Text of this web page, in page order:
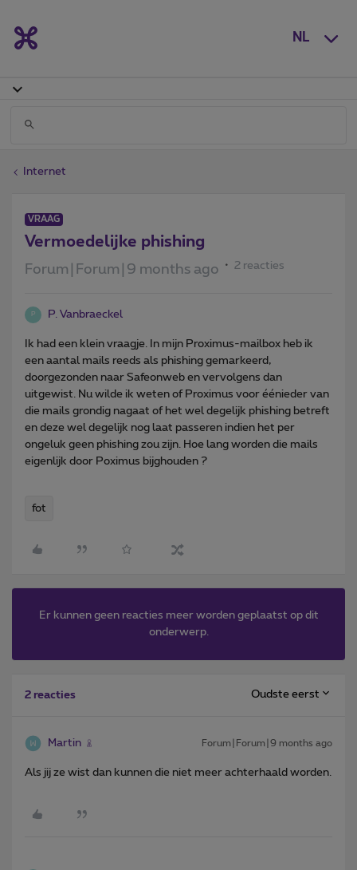
NL
Internet
VRAAG
Vermoedelijke phishing
Forum|Forum|9 months ago 2 reacties
P P. Vanbraeckel
Ik had een klein vraagje. In mijn Proximus-mailbox heb ik
een aantal mails reeds als phishing gemarkeerd,
doorgezonden naar Safeonweb en vervolgens dan
uitgewist. Nu wilde ik weten of Proximus voor éénieder van
die mails grondig nagaat of het wel degelijk phishing betreft
en deze wel degelijk nog laat passeren indien het per
ongeluk geen phishing zou zijn. Hoe lang worden die mails
eigenlijk door Poximus bijghouden ?
fot
Er kunnen geen reacties meer worden geplaatst op dit
onderwerp.
2 reacties Oudste eerst
Martin Forum|Forum|9 months ago
Als jij ze wist dan kunnen die niet meer achterhaald worden.